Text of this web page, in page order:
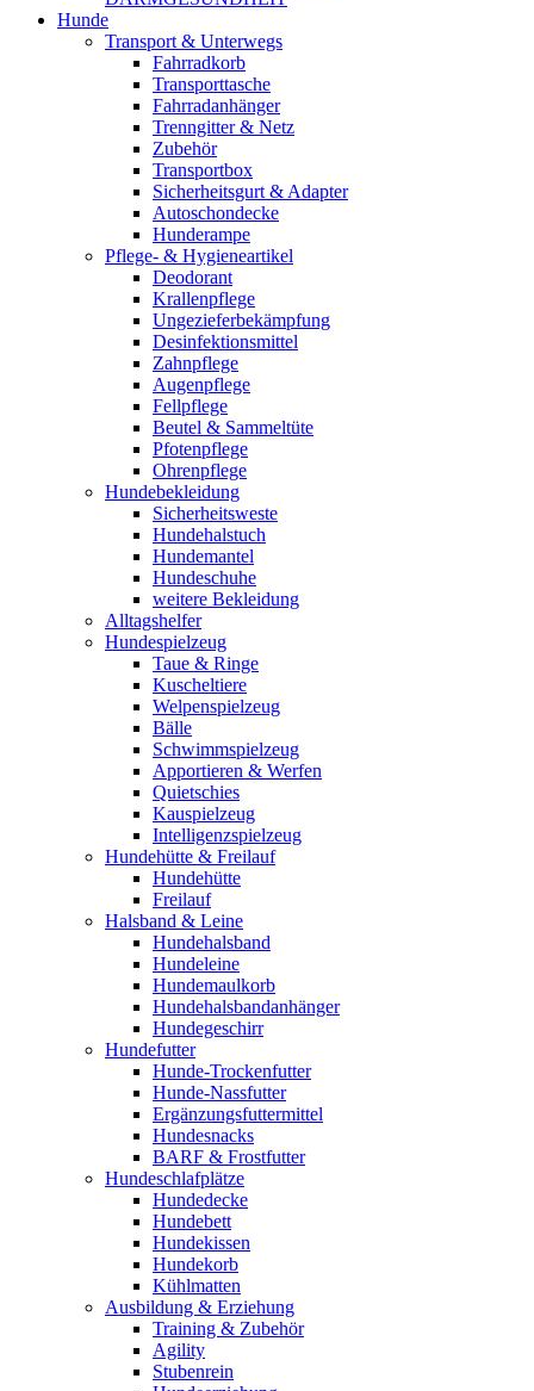
Hunde
Transport & Unterwegs
Fahrradkorb
Transporttasche
Fahrradanhänger
Trenngitter & Netz
Zubehör
Transportbox
Sicherheitsgurt & Adapter
Autoschondecke
Hunderampe
Pflege- & Hygieneartikel
Deodorant
Krallenpflege
Ungezieferbekämpfung
Desinfektionsmittel
Zahnpflege
Augenpflege
Fellpflege
Beutel & Sammeltüte
Pfotenpflege
Ohrenpflege
Hundebekleidung
Sicherheitsweste
Hundehalstuch
Hundemantel
Hundeschuhe
weitere Bekleidung
Alltagshelfer
Hundespielzeug
Taue & Ringe
Kuscheltiere
Welpenspielzeug
Bälle
Schwimmspielzeug
Apportieren & Werfen
Quietschies
Kauspielzeug
Intelligenzspielzeug
Hundehütte & Freilauf
Hundehütte
Freilauf
Halsband & Leine
Hundehalsband
Hundeleine
Hundemaulkorb
Hundehalsbandanhänger
Hundegeschirr
Hundefutter
Hunde-Trockenfutter
Hunde-Nassfutter
Ergänzungsfuttermittel
Hundesnacks
BARF & Frostfutter
Hundeschlafplätze
Hundedecke
Hundebett
Hundekissen
Hundekorb
Kühlmatten
Ausbildung & Erziehung
Training & Zubehör
Agility
Stubenrein